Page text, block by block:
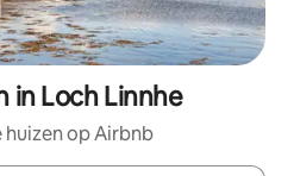
in Loch Linnhe
op Airbnb